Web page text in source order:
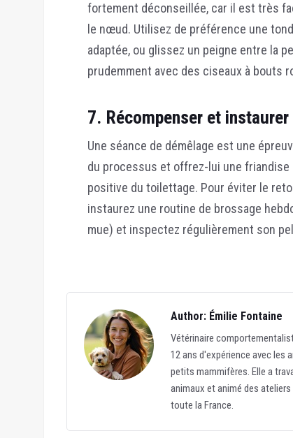
fortement déconseillée, car il est très
le nœud. Utilisez de préférence une
adaptée, ou glissez un peigne entre la
prudemment avec des ciseaux à bouts
7. Récompenser et
Une séance de démêlage est une
du processus et offrez-lui une friandise
positive du toilettage. Pour éviter le
instaurez une routine de brossage
mue) et inspectez régulièrement son
Author: Émilie Fontaine
Vétérinaire
12 ans d'expérience avec les
petits mammifères. Elle a
animaux et animé des
toute la France.